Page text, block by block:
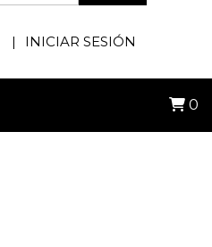
INICIAR SESIÓN
0